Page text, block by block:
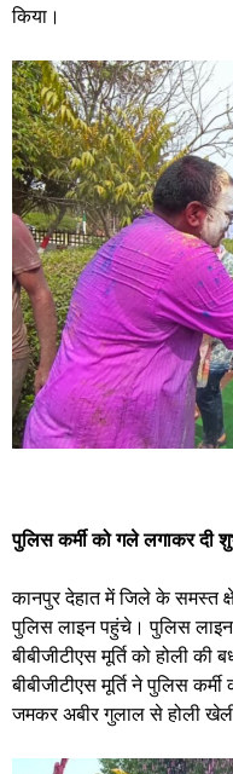
किया।
पुलिस कर्मी को गले लगाकर दी
कानपुर देहात में जिले के समस्त
पुलिस लाइन पहुंचे। पुलिस
बीबीजीटीएस मूर्ति को होली
बीबीजीटीएस मूर्ति ने पुलिस
जमकर अबीर गुलाल से होली